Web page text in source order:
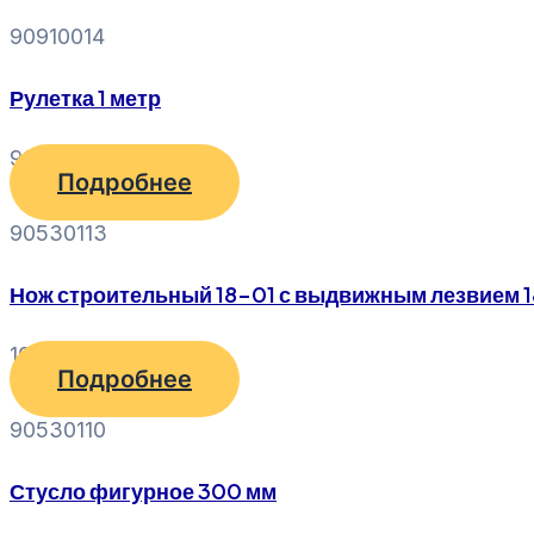
90910014
Рулетка 1 метр
90
Подробнее
90530113
Нож строительный 18-01 с выдвижным лезвием
100
Подробнее
90530110
Стусло фигурное 300 мм